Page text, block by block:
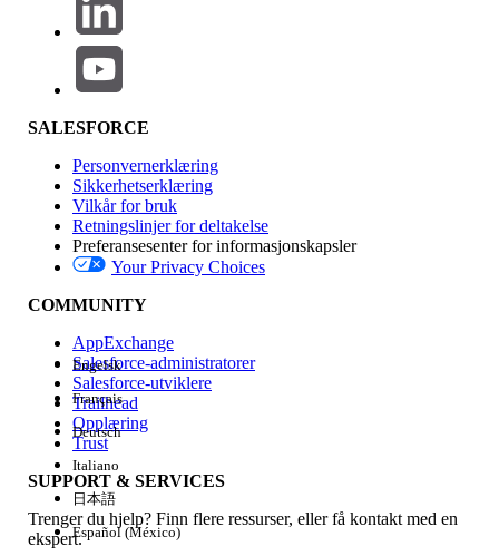
Funksjonsinnvirkning
Utgave
Erfaring
Fjern alle Utført
SALESFORCE
Personvernerklæring
Sikkerhetserklæring
Vilkår for bruk
Retningslinjer for deltakelse
Preferansesenter for informasjonskapsler
Your Privacy Choices
COMMUNITY
AppExchange
Salesforce-administratorer
Salesforce-utviklere
Trailhead
Opplæring
Trust
SUPPORT & SERVICES
Trenger du hjelp? Finn flere ressurser, eller få kontakt med en
ekspert.
Engelsk
Français
Deutsch
Italiano
日本語
Español (México)